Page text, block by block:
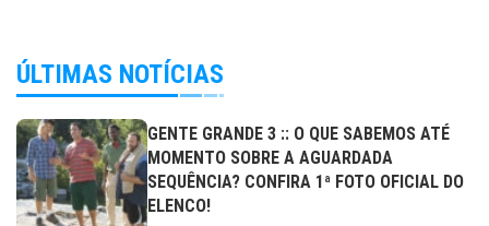
ÚLTIMAS NOTÍCIAS
GENTE GRANDE 3 :: O QUE SABEMOS ATÉ
MOMENTO SOBRE A AGUARDADA
SEQUÊNCIA? CONFIRA 1ª FOTO OFICIAL DO
ELENCO!